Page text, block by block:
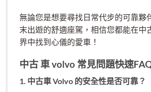
無論您是想要尋找日常代步的可靠夥
末出遊的舒適座駕，相信您都能在中
界中找到心儀的愛車！
中古 車 volvo 常見問題快速
1. 中古車 Volvo 的安全性是否可靠？